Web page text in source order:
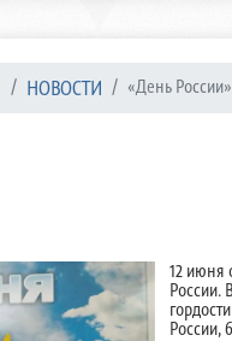
НОВОСТИ «День России»
12 июня
России.
России,